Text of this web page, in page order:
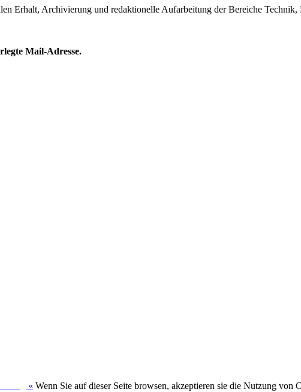
Erhalt, Archivierung und redaktionelle Aufarbeitung der Bereiche
Mail-Adresse.
« Wenn Sie auf dieser Seite browsen, akzeptieren sie die Nutzung von